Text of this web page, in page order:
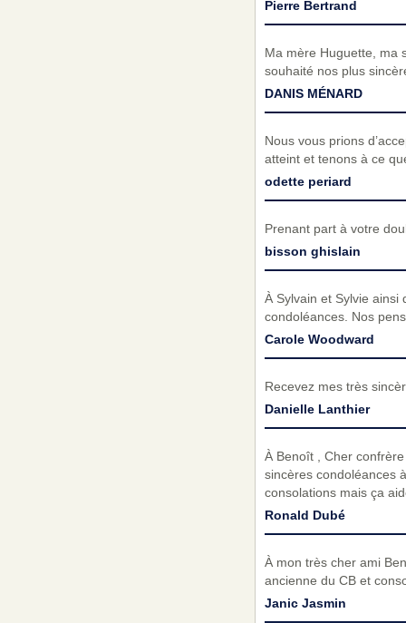
Pierre Bertrand
Ma mère Huguette, ma
souhaité nos plus
DANIS MÉNARD
Nous vous prions
atteint et tenons à ce
odette periard
Prenant part à votre
bisson ghislain
À Sylvain et Sylvie ainsi
condoléances. Nos
Carole Woodward
Recevez mes très
Danielle Lanthier
À Benoît , Cher
sincères condoléances
consolations mais ça
Ronald Dubé
À mon très cher ami
ancienne du CB et
Janic Jasmin